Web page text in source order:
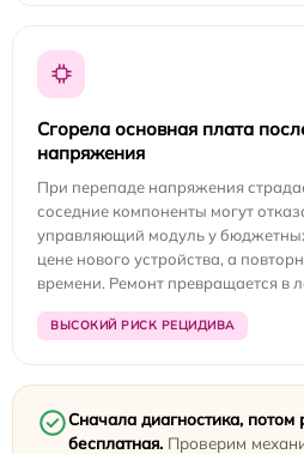
Сгорела основная плата
напряжения
При перепаде напряжения
соседние компоненты могут
управляющий модуль у
цене нового устройства, а
времени. Ремонт превращается в
ВЫСОКИЙ РИСК РЕЦИДИВА
Сначала диагностика,
бесплатная. Проверим